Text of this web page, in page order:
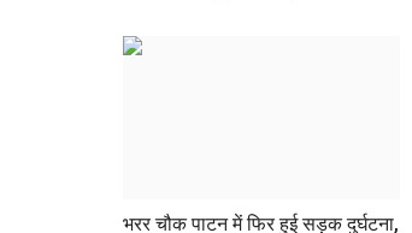
भरर चौक पाटन में फिर हुई सड़क दुर्घटना,